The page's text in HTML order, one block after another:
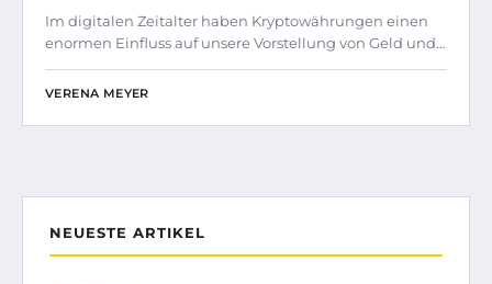
Im digitalen Zeitalter haben Kryptowährungen einen
enormen Einfluss auf unsere Vorstellung von Geld und…
VERENA MEYER
NEUESTE ARTIKEL